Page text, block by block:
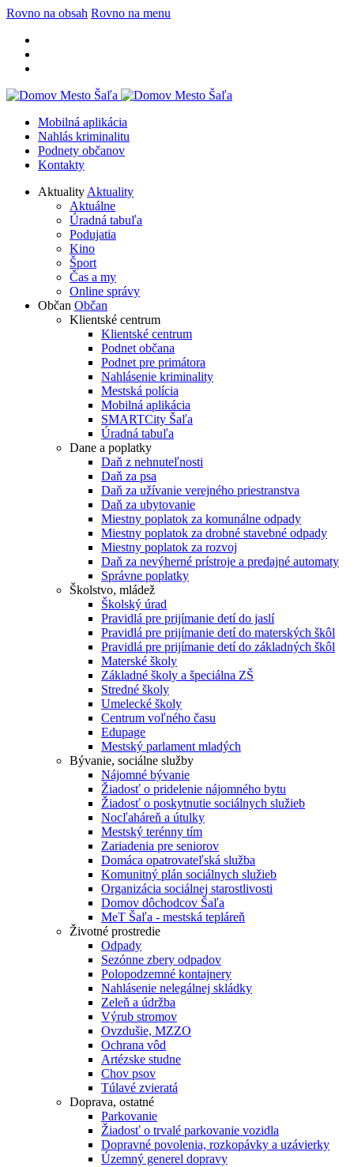
Rovno na obsah Rovno na menu
Mobilná aplikácia
Nahlás kriminalitu
Podnety občanov
Kontakty
Aktuality Aktuality
Aktuálne
Úradná tabuľa
Podujatia
Kino
Šport
Čas a my
Online správy
Občan Občan
Klientské centrum
Klientské centrum
Podnet občana
Podnet pre primátora
Nahlásenie kriminality
Mestská polícia
Mobilná aplikácia
SMARTCity Šaľa
Úradná tabuľa
Dane a poplatky
Daň z nehnuteľnosti
Daň za psa
Daň za užívanie verejného priestranstva
Daň za ubytovanie
Miestny poplatok za komunálne odpady
Miestny poplatok za drobné stavebné odpady
Miestny poplatok za rozvoj
Daň za nevýherné prístroje a predajné automaty
Správne poplatky
Školstvo, mládež
Školský úrad
Pravidlá pre prijímanie detí do jaslí
Pravidlá pre prijímanie detí do materských škôl
Pravidlá pre prijímanie detí do základných škôl
Materské školy
Základné školy a špeciálna ZŠ
Stredné školy
Umelecké školy
Centrum voľného času
Edupage
Mestský parlament mladých
Bývanie, sociálne služby
Nájomné bývanie
Žiadosť o pridelenie nájomného bytu
Žiadosť o poskytnutie sociálnych služieb
Nocľaháreň a útulky
Mestský terénny tím
Zariadenia pre seniorov
Domáca opatrovateľská služba
Komunitný plán sociálnych služieb
Organizácia sociálnej starostlivosti
Domov dôchodcov Šaľa
MeT Šaľa - mestská tepláreň
Životné prostredie
Odpady
Sezónne zbery odpadov
Polopodzemné kontajnery
Nahlásenie nelegálnej skládky
Zeleň a údržba
Výrub stromov
Ovzdušie, MZZO
Ochrana vôd
Artézske studne
Chov psov
Túlavé zvieratá
Doprava, ostatné
Parkovanie
Žiadosť o trvalé parkovanie vozidla
Dopravné povolenia, rozkopávky a uzávierky
Územný generel dopravy